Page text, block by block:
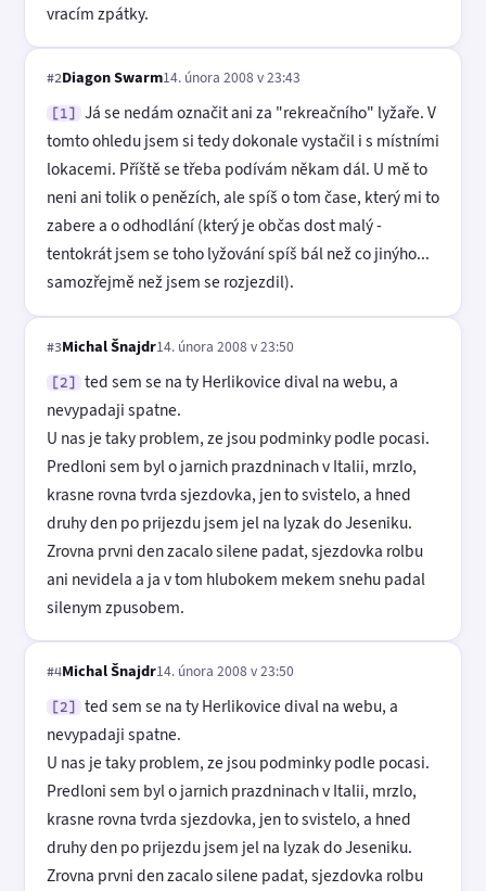
vracím zpátky.
#2Diagon Swarm14. února 2008 v 23:43
[1]
Já se nedám označit ani za "rekreačního" lyžaře. V
tomto ohledu jsem si tedy dokonale vystačil i s místními
lokacemi. Příště se třeba podívám někam dál. U mě to
neni ani tolik o penězích, ale spíš o tom čase, který mi to
zabere a o odhodlání (který je občas dost malý -
tentokrát jsem se toho lyžování spíš bál než co jinýho...
samozřejmě než jsem se rozjezdil).
#3Michal Šnajdr14. února 2008 v 23:50
[2]
ted sem se na ty Herlikovice dival na webu, a
nevypadaji spatne.
U nas je taky problem, ze jsou podminky podle pocasi.
Predloni sem byl o jarnich prazdninach v Italii, mrzlo,
krasne rovna tvrda sjezdovka, jen to svistelo, a hned
druhy den po prijezdu jsem jel na lyzak do Jeseniku.
Zrovna prvni den zacalo silene padat, sjezdovka rolbu
ani nevidela a ja v tom hlubokem mekem snehu padal
silenym zpusobem.
#4Michal Šnajdr14. února 2008 v 23:50
[2]
ted sem se na ty Herlikovice dival na webu, a
nevypadaji spatne.
U nas je taky problem, ze jsou podminky podle pocasi.
Predloni sem byl o jarnich prazdninach v Italii, mrzlo,
krasne rovna tvrda sjezdovka, jen to svistelo, a hned
druhy den po prijezdu jsem jel na lyzak do Jeseniku.
Zrovna prvni den zacalo silene padat, sjezdovka rolbu